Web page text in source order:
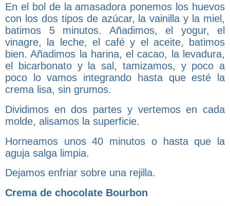
En el bol de la amasadora ponemos los huevos
con los dos tipos de azúcar, la vainilla y la miel,
batimos 5 minutos. Añadimos, el yogur, el
vinagre, la leche, el café y el aceite, batimos
bien. Añadimos la harina, el cacao, la levadura,
el bicarbonato y la sal, tamizamos, y poco a
poco lo vamos integrando hasta que esté la
crema lisa, sin grumos.
Dividimos en dos partes y vertemos en cada
molde, alisamos la superficie.
Horneamos unos 40 minutos o hasta que la
aguja salga limpia.
Dejamos enfriar sobre una rejilla.
Crema de chocolate Bourbon